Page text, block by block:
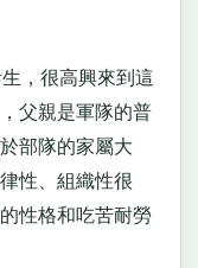
，很高興來到這
父親是軍隊的普
部隊的家屬大
性、組織性很
性格和吃苦耐勞